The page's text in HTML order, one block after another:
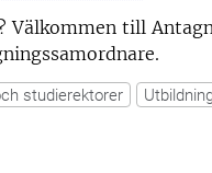
Välkommen till
studierektorer